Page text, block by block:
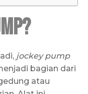
jockey pump
bagian dari
atau